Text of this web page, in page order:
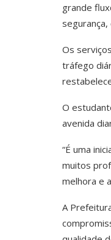
grande
Os
tráfego
O
avenida
“É uma
muitos
melhora e
A